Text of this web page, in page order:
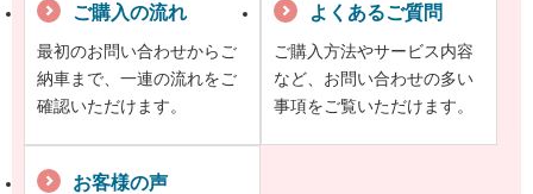
ご購入の流れ
最初のお問い合わせからご
納車まで、一連の流れをご
確認いただけます。
よくあるご質問
ご購入方法やサービス内容
など、お問い合わせの多い
事項をご覧いただけます。
お客様の声